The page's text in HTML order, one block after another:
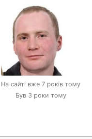
На сайті вже 7 років тому
Був 3 роки тому